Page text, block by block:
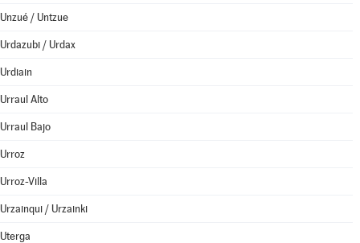
Unzué / Untzue
Urdazubi / Urdax
Urdiain
Urraul Alto
Urraul Bajo
Urroz
Urroz-Villa
Urzainqui / Urzainki
Uterga